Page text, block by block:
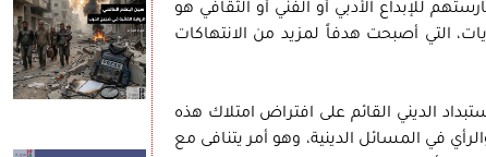
للإبداع الأدبي أو الفني أو الثقافي هو
التي أصبحت هدفاً لمزيد من الانتهاكات
الديني القائم على افتراض امتلاك هذه
في المسائل الدينية، وهو أمر يتنافى مع